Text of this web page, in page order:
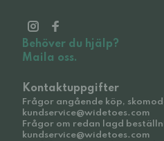
Behöver du hjälp?
Maila oss.
Kontaktuppgifter
Frågor angående köp,
kundservice@widetoes.com
Frågor om redan lagd
kundservice@widetoes.com